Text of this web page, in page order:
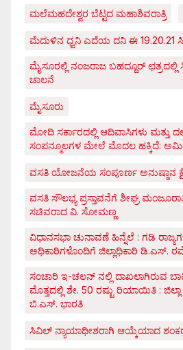
ಮಲೆಮಹದೇಶ್ವರ ಬೆಟ್ಟದ ಮಹಾಶಿವರಾತ್ರಿ
ಮೆದುಳಿನ ಧ್ವನಿ ಎದೆಯ ದನಿ ಈ 19.20.21
ಮೈಸೂರಲ್ಲಿ ನಂಜರಾಜ ಬಹದ್ದೂರ್
ಚಾಲನೆ
ಮೈಸೂರು
ಮೋದಿ ಸರ್ಕಾರದಲ್ಲಿ ಆದಿವಾಸಿಗಳು ಮತ್ತು
ಸಂಪನ್ಮೂಲಗಳ ಮೇಲೆ ಮೊದಲ ಹಕ್ಕಿದೆ:
ವಸತಿ ಯೋಜನೆಯ ಸಂಪೂರ್ಣ ಅನುಷ್ಠಾನ
ವಸತಿ ಸೌಲಭ್ಯ ಪ್ರಸ್ತಾವನೆಗೆ ಶೀಘ್ರ
ಸಚಿವರಾದ ವಿ. ಸೋಮಣ್ಣ
ವಿಧಾನಸಭಾ ಚುನಾವಣೆ ಹಿನ್ನೆಲೆ : ಗಡಿ
ಅಧಿಕಾರಿಗಳೊಂದಿಗೆ ಜಿಲ್ಲಾಧಿಕಾರಿ ಡಿ.ಎಸ್.
ಸಂಚಾರಿ ಇ-ಚಲನ್ ನಲ್ಲಿ ದಾಖಲಾಗಿರುವ
ಮೊತ್ತದಲ್ಲಿ ಶೇ. 50 ರಷ್ಟು ರಿಯಾಯಿತಿ :
ಬಿ.ಎಸ್. ಭಾರತಿ
ಸಿವಿಲ್ ನ್ಯಾಯಾಧೀಶರಾಗಿ ಆಯ್ಕೆಯಾದ